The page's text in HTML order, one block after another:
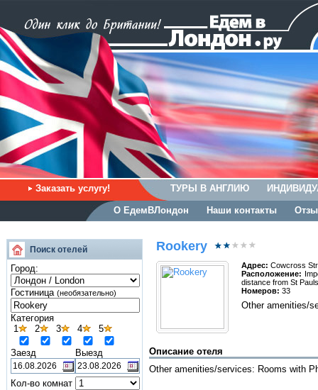
Заказать услугу! ТУРЫ В АНГЛИЮ
О ЕдемВЛондон Наши контакты
Поиск отелей
Город:
Гостиница (необязательно)
Категория
1
2 3 4 5
Заезд Выезд
Кол-во комнат
Rookery
Адрес: Cowcross
Расположение:
distance from St
Номеров: 33
Other amenities/
Описание отеля
Other amenities/services: Rooms with